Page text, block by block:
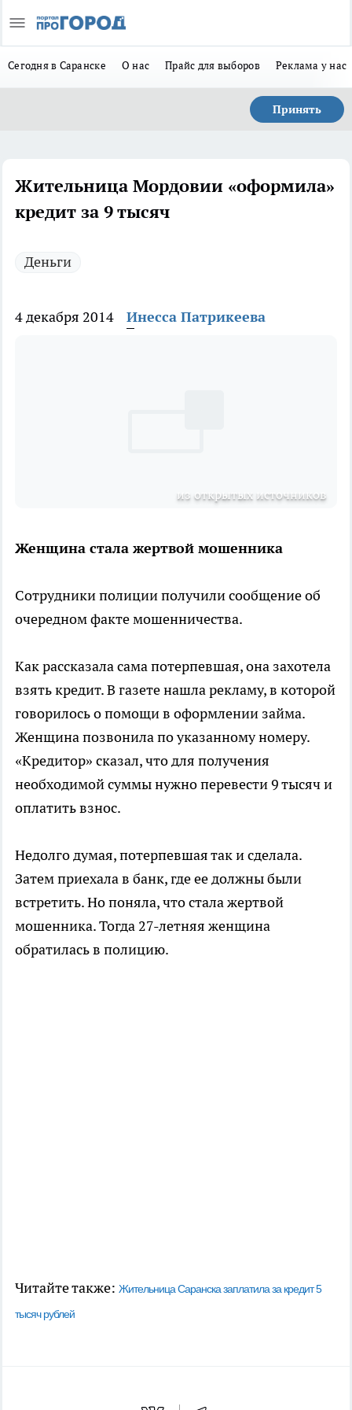
Сегодня в Саранске О нас Прайс для выборов Реклама у нас
Принять
Жительница Мордовии «оформила»
кредит за 9 тысяч
Деньги
4 декабря 2014 Инесса Патрикеева
из открытых источников
Женщина стала жертвой мошенника
Сотрудники полиции получили сообщение об
очередном факте мошенничества.
Как рассказала сама потерпевшая, она захотела
взять кредит. В газете нашла рекламу, в которой
говорилось о помощи в оформлении займа.
Женщина позвонила по указанному номеру.
«Кредитор» сказал, что для получения
необходимой суммы нужно перевести 9 тысяч и
оплатить взнос.
Недолго думая, потерпевшая так и сделала.
Затем приехала в банк, где ее должны были
встретить. Но поняла, что стала жертвой
мошенника. Тогда 27-летняя женщина
обратилась в полицию.
Читайте также: Жительница Саранска заплатила за кредит 5
тысяч рублей